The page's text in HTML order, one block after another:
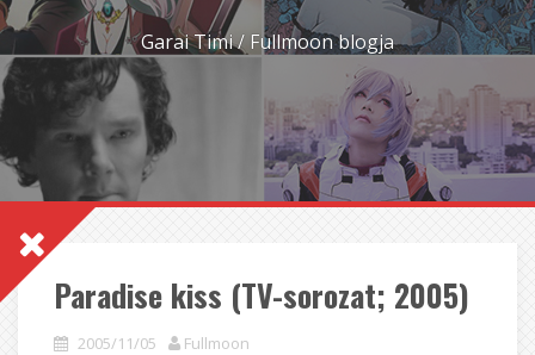
Garai Timi / Fullmoon blogja
Paradise kiss (TV-sorozat; 2005)
2005/11/05 Fullmoon